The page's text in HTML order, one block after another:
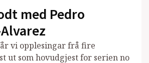
med Pedro
vi opplesingar frå fire
ut som hovudgjest for serien no